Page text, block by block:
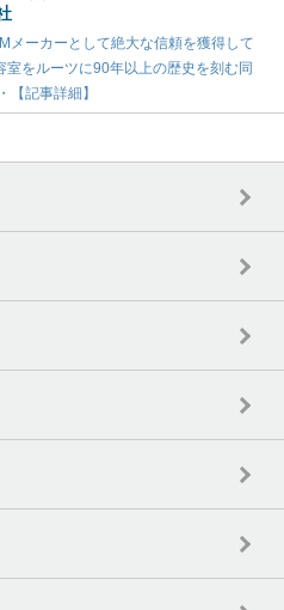
メーカーとして絶大な信頼を獲得して
室をルーツに90年以上の歴史を刻む同
【記事詳細】